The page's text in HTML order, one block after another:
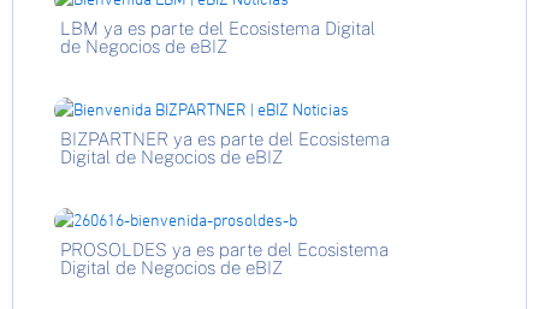
LBM ya es parte del Ecosistema Digital
de Negocios de eBIZ
BIZPARTNER ya es parte del Ecosistema
Digital de Negocios de eBIZ
PROSOLDES ya es parte del Ecosistema
Digital de Negocios de eBIZ